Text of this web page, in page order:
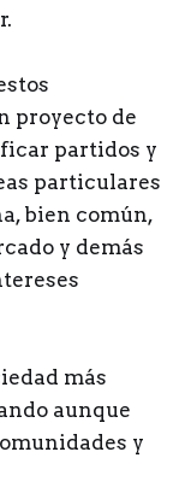
proyecto de
partidos y
particulares
bien común,
y demás
más
aunque
y